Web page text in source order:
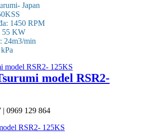
Japan
1450 RPM
55 KW
24m3/min
model RSR2-
| 0969 129 864
RSR2- 125KS